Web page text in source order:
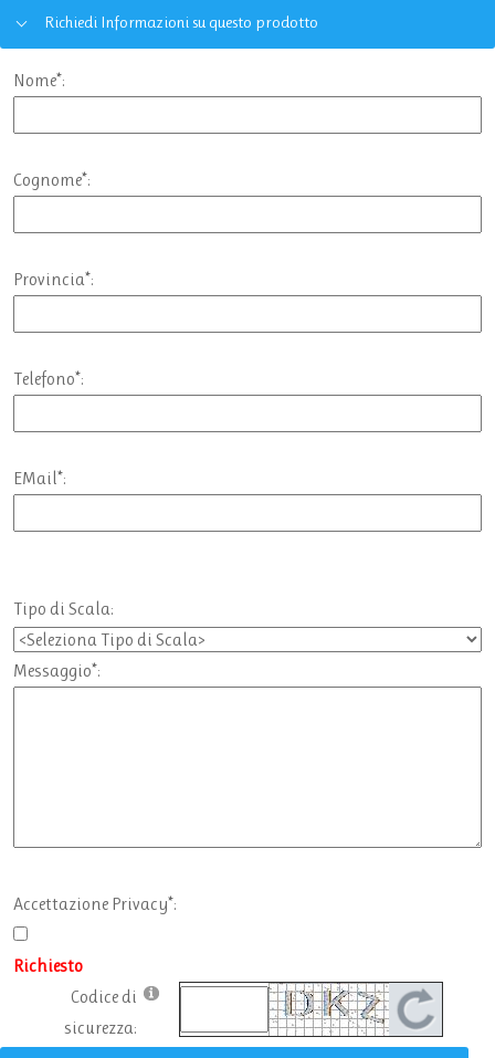
Richiedi Informazioni su questo prodotto
Nome*:
Cognome*:
Provincia*:
Telefono*:
EMail*:
Tipo di Scala:
Messaggio*:
Accettazione Privacy*:
Richiesto
Codice di
sicurezza: